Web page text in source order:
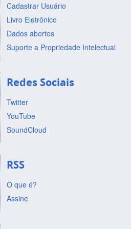
Cadastrar Usuário
Livro Eletrônico
Dados abertos
Suporte a Propriedade Intelectual
Redes Sociais
Twitter
YouTube
SoundCloud
RSS
O que é?
Assine